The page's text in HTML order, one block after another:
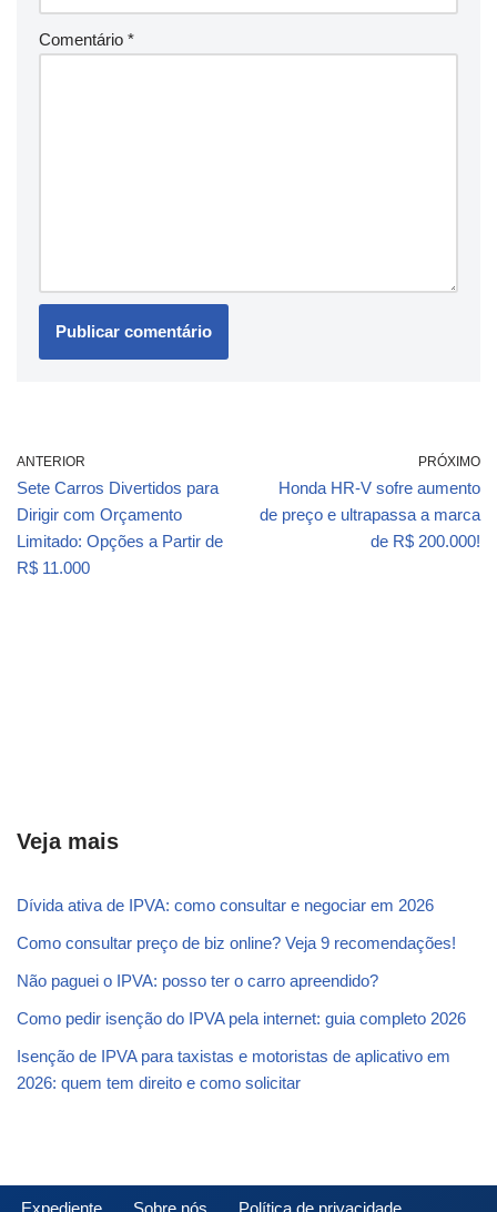
Comentário *
ANTERIOR
Sete Carros Divertidos para
Dirigir com Orçamento
Limitado: Opções a Partir de
R$ 11.000
PRÓXIMO
Honda HR-V sofre aumento
de preço e ultrapassa a marca
de R$ 200.000!
Veja mais
Dívida ativa de IPVA: como consultar e negociar em 2026
Como consultar preço de biz online? Veja 9 recomendações!
Não paguei o IPVA: posso ter o carro apreendido?
Como pedir isenção do IPVA pela internet: guia completo 2026
Isenção de IPVA para taxistas e motoristas de aplicativo em
2026: quem tem direito e como solicitar
Expediente Sobre nós Política de privacidade